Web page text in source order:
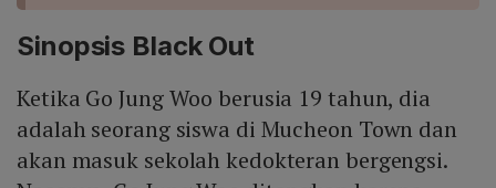
Sinopsis Black Out
Ketika Go Jung Woo berusia 19 tahun, dia
adalah seorang siswa di Mucheon Town dan
akan masuk sekolah kedokteran bergengsi.